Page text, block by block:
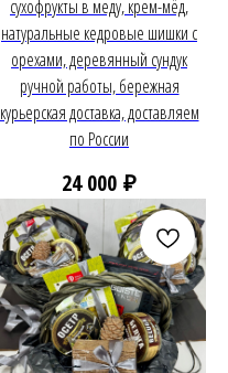
сухофрукты в меду, крем-мёд,
натуральные кедровые шишки с
орехами, деревянный сундук
ручной работы, бережная
курьерская доставка, доставляем
по России
24 000 ₽